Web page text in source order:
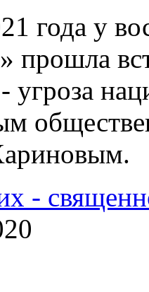
года у
прошла
угроза
-